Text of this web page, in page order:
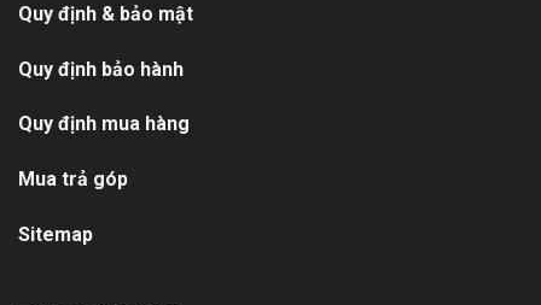
Quy định & bảo mật
Quy định bảo hành
Quy định mua hàng
Mua trả góp
Sitemap